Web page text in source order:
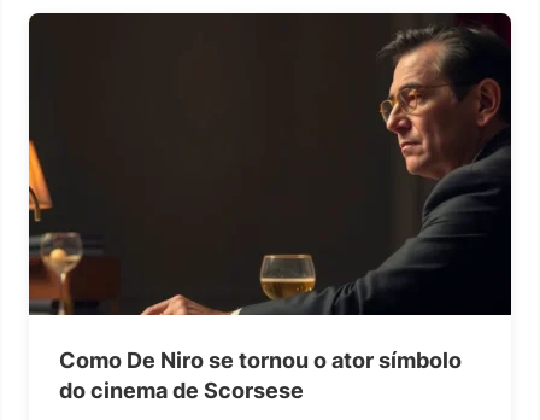
Como De Niro se tornou o ator símbolo
do cinema de Scorsese